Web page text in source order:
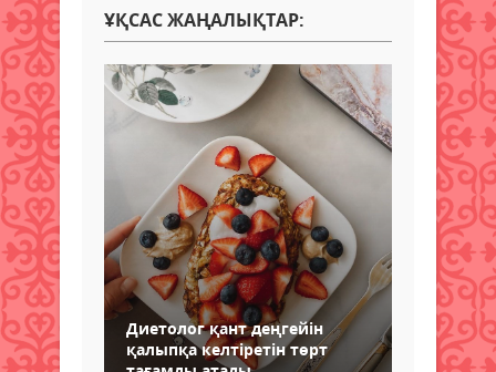
ҰҚСАС ЖАҢАЛЫҚТАР:
Диетолог қант деңгейін
қалыпқа келтіретін төрт